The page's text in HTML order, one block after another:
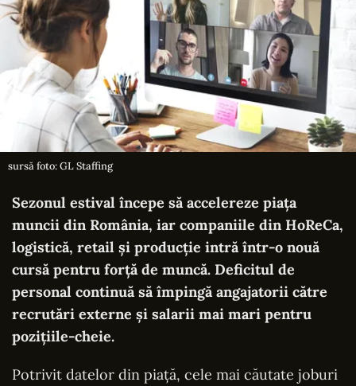
sursă foto: GL Staffing
Sezonul estival începe să accelereze piața
muncii din România, iar companiile din HoReCa,
logistică, retail și producție intră într-o nouă
cursă pentru forță de muncă. Deficitul de
personal continuă să împingă angajatorii către
recrutări externe și salarii mai mari pentru
pozițiile-cheie.
Potrivit datelor din piață, cele mai căutate joburi